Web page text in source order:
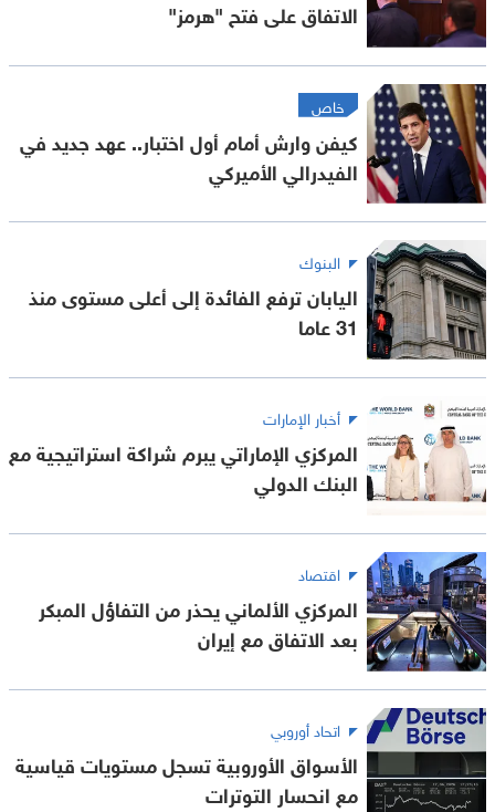
الاتفاق على فتح "هرمز"
خاص
كيفن وارش أمام أول اختبار.. عهد جديد في
الفيدرالي الأميركي
البنوك
اليابان ترفع الفائدة إلى أعلى مستوى منذ
31 عاما
أخبار الإمارات
المركزي الإماراتي يبرم شراكة استراتيجية مع
البنك الدولي
اقتصاد
المركزي الألماني يحذر من التفاؤل المبكر
بعد الاتفاق مع إيران
اتحاد أوروبي
الأسواق الأوروبية تسجل مستويات قياسية
مع انحسار التوترات